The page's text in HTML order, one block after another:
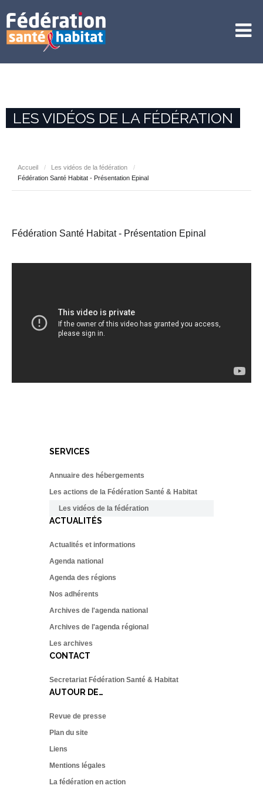
LES VIDÉOS DE LA FÉDÉRATION
Accueil / Les vidéos de la fédération
/
Fédération Santé Habitat - Présentation Epinal
Fédération Santé Habitat - Présentation Epinal
SERVICES
Annuaire des hébergements
Les actions de la Fédération Santé & Habitat
Les vidéos de la fédération
ACTUALITÉS
Actualités et informations
Agenda national
Agenda des régions
Nos adhérents
Archives de l'agenda national
Archives de l'agenda régional
Les archives
CONTACT
Secretariat Fédération Santé & Habitat
AUTOUR DE…
Revue de presse
Plan du site
Liens
Mentions légales
La fédération en action